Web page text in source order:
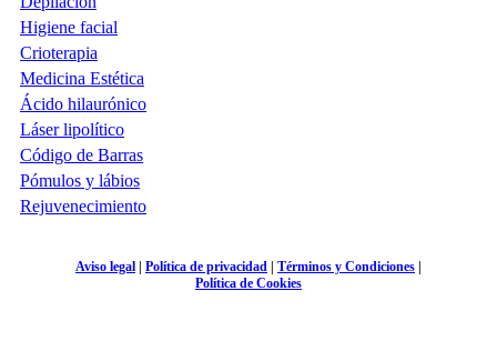
Higiene facial
Crioterapia
Medicina Estética
Ácido hilaurónico
Láser lipolítico
Código de Barras
Pómulos y lábios
Rejuvenecimiento
Aviso legal Política de privacidad Términos y Condiciones
Política de Cookies